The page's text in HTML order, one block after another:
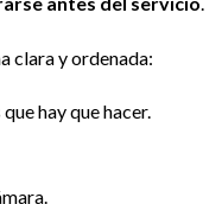
clara y ordenada:
hay que hacer.